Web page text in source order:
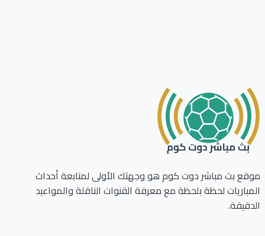
بث مباشر دوت كوم هو وجهتك الأولى لمتابعة أحداث
لحظة بلحظة مع معرفة القنوات الناقلة والمواعيد